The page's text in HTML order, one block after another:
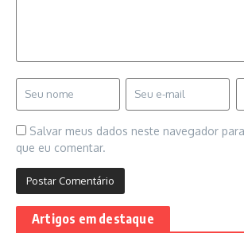
Salvar meus dados neste navegador
que eu comentar.
Artigos em destaque